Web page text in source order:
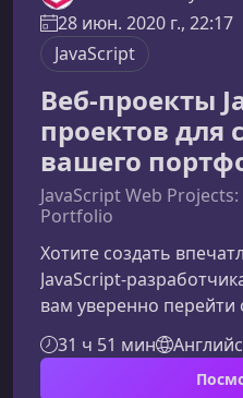
28 июн. 2020 г., 22:17
JavaScript
Веб-проекты
проектов для
вашего
JavaScript Web
Portfolio
Хотите создать
вам уверенно перейти
создавая реальные
JavaScript, HTML5 и
подходит для
31 ч 51 мин